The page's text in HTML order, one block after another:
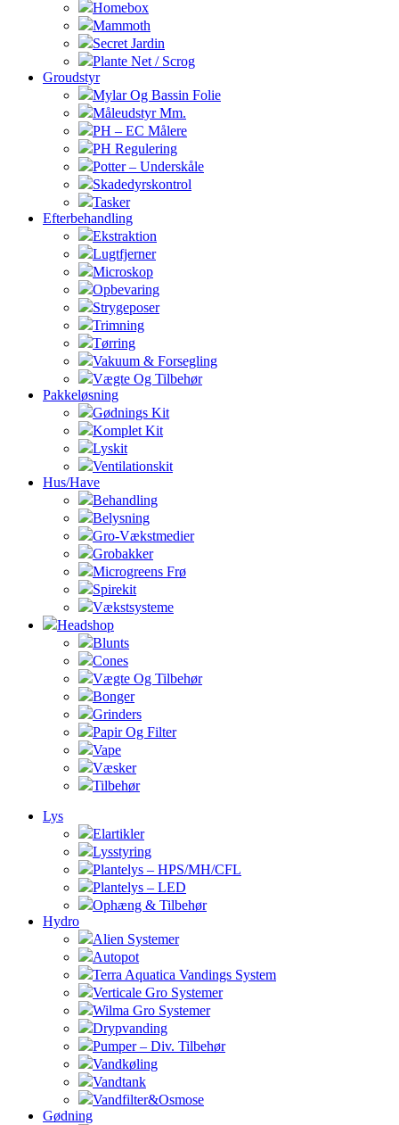
Homebox
Mammoth
Secret Jardin
Plante Net / Scrog
Groudstyr
Mylar Og Bassin Folie
Måleudstyr Mm.
PH – EC Målere
PH Regulering
Potter – Underskåle
Skadedyrskontrol
Tasker
Efterbehandling
Ekstraktion
Lugtfjerner
Microskop
Opbevaring
Strygeposer
Trimning
Tørring
Vakuum & Forsegling
Vægte Og Tilbehør
Pakkeløsning
Gødnings Kit
Komplet Kit
Lyskit
Ventilationskit
Hus/Have
Behandling
Belysning
Gro-Vækstmedier
Grobakker
Microgreens Frø
Spirekit
Vækstsysteme
Headshop
Blunts
Cones
Vægte Og Tilbehør
Bonger
Grinders
Papir Og Filter
Vape
Væsker
Tilbehør
Lys
Elartikler
Lysstyring
Plantelys – HPS/MH/CFL
Plantelys – LED
Ophæng & Tilbehør
Hydro
Alien Systemer
Autopot
Terra Aquatica Vandings System
Verticale Gro Systemer
Wilma Gro Systemer
Drypvanding
Pumper – Div. Tilbehør
Vandkøling
Vandtank
Vandfilter&Osmose
Gødning